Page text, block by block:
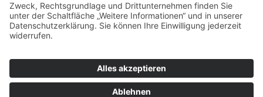
Daten­schutz | Legal
Train­ing
Grafische Maschinen | 15370 Fredersdorf near
Berlin | Germanywww.bertrammachines.com